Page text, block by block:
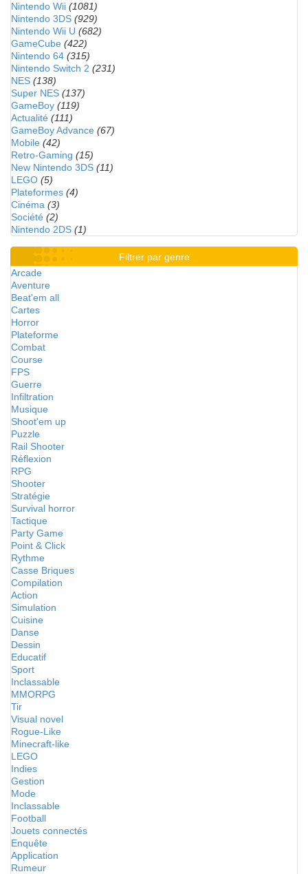
Nintendo Wii (1081)
Nintendo 3DS (929)
Nintendo Wii U (682)
GameCube (422)
Nintendo 64 (315)
Nintendo Switch 2 (231)
NES (138)
Super NES (137)
GameBoy (119)
Actualité (111)
GameBoy Advance (67)
Mobile (42)
Retro-Gaming (15)
New Nintendo 3DS (11)
LEGO (5)
Plateformes (4)
Cinéma (3)
Société (2)
Nintendo 2DS (1)
Filtrer par genre
Arcade
Aventure
Beat'em all
Cartes
Horror
Plateforme
Combat
Course
FPS
Guerre
Infiltration
Musique
Shoot'em up
Puzzle
Rail Shooter
Réflexion
RPG
Shooter
Stratégie
Survival horror
Tactique
Party Game
Point & Click
Rythme
Casse Briques
Compilation
Action
Simulation
Cuisine
Danse
Dessin
Educatif
Sport
Inclassable
MMORPG
Tir
Visual novel
Rogue-Like
Minecraft-like
LEGO
Indies
Gestion
Mode
Inclassable
Football
Jouets connectés
Enquête
Application
Rumeur